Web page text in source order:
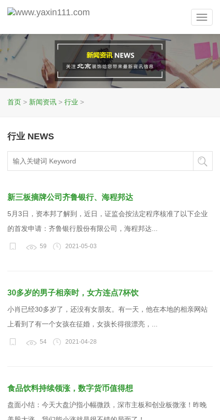
首页 > 新闻资讯 > 行业 >
行业 NEWS
新三板摘牌公司齐鲁银行、海程邦达
5月3日，资本邦了解到，近日，证监会按法定程序核准了以下企业
的首发申请：齐鲁银行股份有限公司，海程邦达...
59 2021-05-03
30多岁的男子相亲时，女方连点7杯饮
小肖已经30多岁了，还没有女朋友。有一天，他在本地的相亲网站
上看到了有一个女孩在征婚，女孩长得很漂亮，...
54 2021-04-28
食品饮料持续领涨，数字货币值得想
盘面小结：今天大盘沪指小幅微跌，深市主板和创业板微涨！昨晚